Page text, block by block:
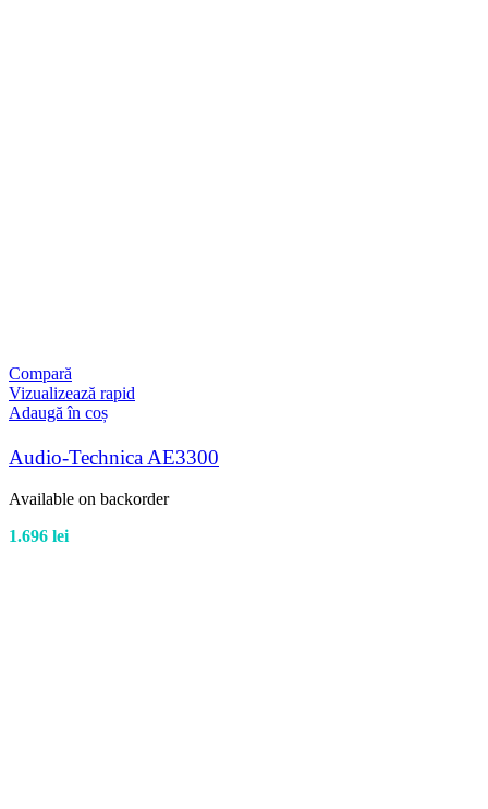
Compară
Vizualizează rapid
Adaugă în coș
Audio-Technica AE3300
Available on backorder
1.696 lei